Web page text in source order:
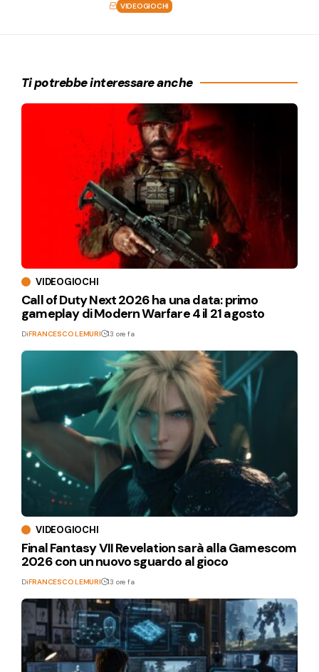
VIDEOGIOCHI
Ti potrebbe interessare anche
VIDEOGIOCHI
Call of Duty Next 2026 ha una data: primo
gameplay di Modern Warfare 4 il 21 agosto
DiFRANCESCO LEMURI 13 ore fa
VIDEOGIOCHI
Final Fantasy VII Revelation sarà alla Gamescom
2026 con un nuovo sguardo al gioco
DiFRANCESCO LEMURI 13 ore fa